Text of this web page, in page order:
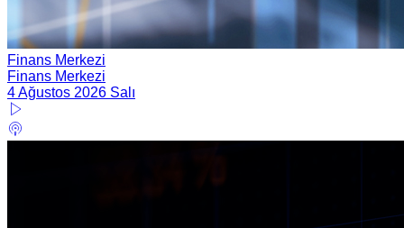
Finans Merkezi
Finans Merkezi
4 Ağustos 2026 Salı